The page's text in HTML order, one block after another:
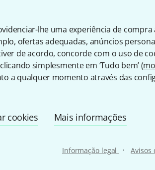
lhe uma experiência de
ofertas adequadas, anúncios
de acordo, concorde com o uso de
simplesmente em ‘Tudo bem’ (
a qualquer momento através das
cookies Mais informações
Informação legal · Avisos
Frete grátis a partir de € 199
Todos os preços incl. IVA
vê?